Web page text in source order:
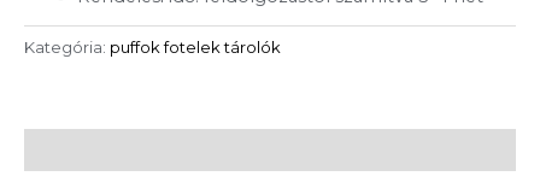
Kategória: puffok fotelek tárolók